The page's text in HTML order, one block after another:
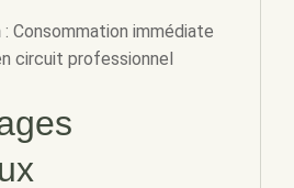
: Consommation immédiate
circuit professionnel